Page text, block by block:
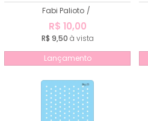
Fabi Palioto /
R$ 10,00
R$ 9,50 à vista
Lançamento